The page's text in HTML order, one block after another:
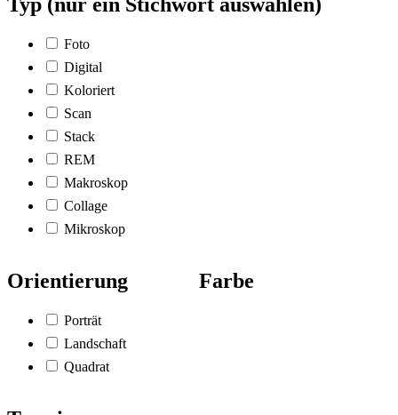
Typ (nur ein Stichwort auswählen)
Foto
Digital
Koloriert
Scan
Stack
REM
Makroskop
Collage
Mikroskop
Orientierung
Porträt
Landschaft
Quadrat
Farbe